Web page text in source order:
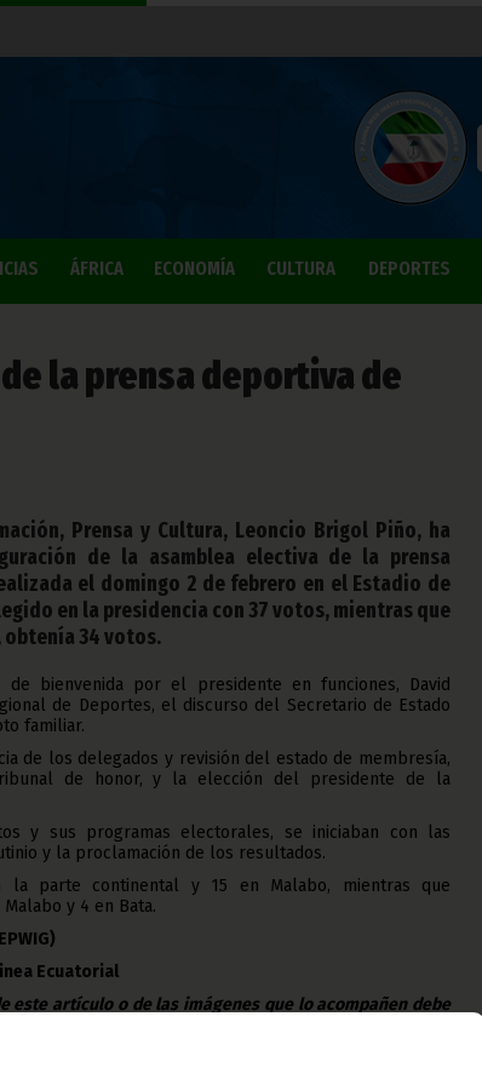
ÁFRICA ECONOMÍA CULTURA DEPORTES
la prensa deportiva de
Prensa y Cultura, Leoncio Brigol Piño, ha
de la asamblea electiva de la prensa
el domingo 2 de febrero en el Estadio de
en la presidencia con 37 votos, mientras que
obtenía 34 votos.
bienvenida por el presidente en funciones, David
de Deportes, el discurso del Secretario de Estado
familiar.
de los delegados y revisión del estado de membresía,
de honor, y la elección del presidente de la
y sus programas electorales, se iniciaban con las
y la proclamación de los resultados.
la parte continental y 15 en Malabo, mientras que
y 4 en Bata.
Ecuatorial
este artículo o de las imágenes que lo acompañen debe
mención de la fuente de origen de la misma (Oficina de